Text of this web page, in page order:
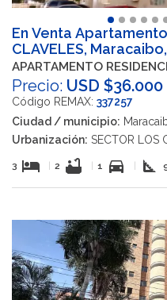
En Venta Apartamento
CLAVELES,
APARTAMENTO
Precio: USD $36.000
Código REMAX: 337257
Ciudad / municipio:
Urbanización: SECTOR LOS
3 hotel 2 bathtub 1 directions_car square_foot